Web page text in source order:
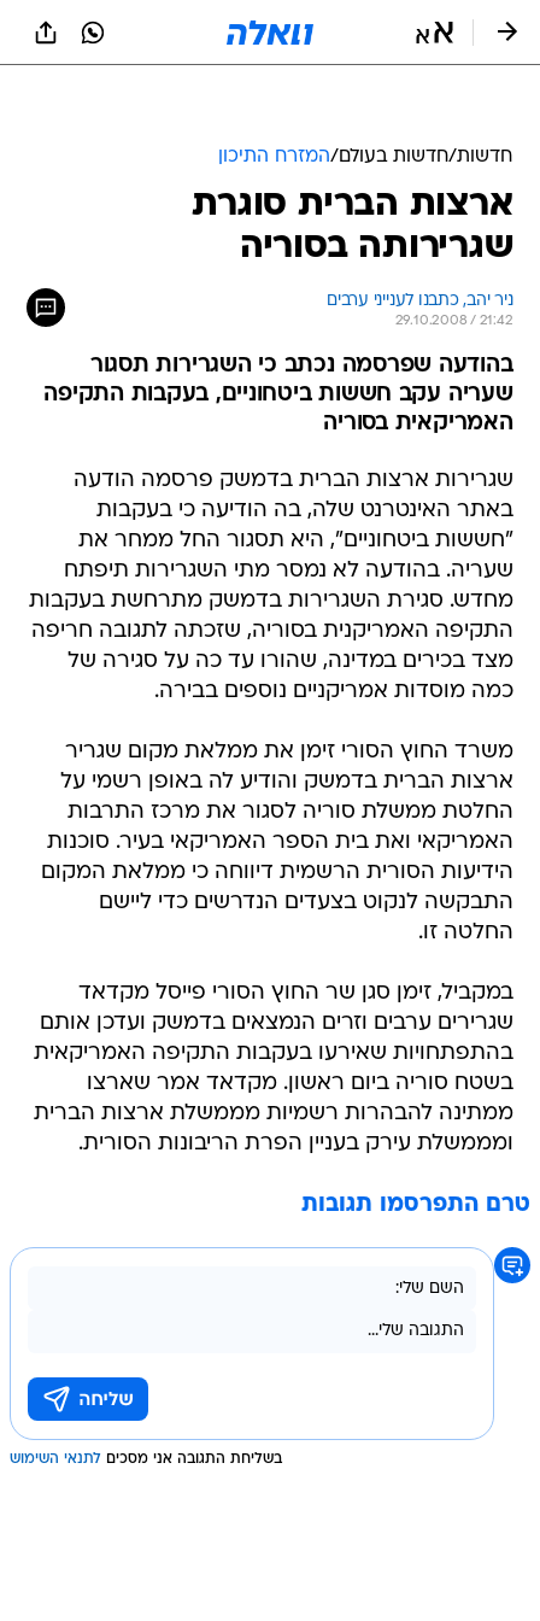
חדשות/חדשות בעולם/המזרח התיכון
ארצות הברית סוגרת
שגרירותה בסוריה
ניר יהב, כתבנו לענייני ערבים
29.10.2008 / 21:42
בהודעה שפרסמה נכתב כי השגרירות תסגור
שעריה עקב חששות ביטחוניים, בעקבות התקיפה
האמריקאית בסוריה
שגרירות ארצות הברית בדמשק פרסמה הודעה
באתר האינטרנט שלה, בה הודיעה כי בעקבות
"חששות ביטחוניים", היא תסגור החל ממחר את
שעריה. בהודעה לא נמסר מתי השגרירות תיפתח
מחדש. סגירת השגרירות בדמשק מתרחשת בעקבות
התקיפה האמריקנית בסוריה, שזכתה לתגובה חריפה
מצד בכירים במדינה, שהורו עד כה על סגירה של
כמה מוסדות אמריקניים נוספים בבירה.
משרד החוץ הסורי זימן את ממלאת מקום שגריר
ארצות הברית בדמשק והודיע לה באופן רשמי על
החלטת ממשלת סוריה לסגור את מרכז התרבות
האמריקאי ואת בית הספר האמריקאי בעיר. סוכנות
הידיעות הסורית הרשמית דיווחה כי ממלאת המקום
התבקשה לנקוט בצעדים הנדרשים כדי ליישם
החלטה זו.
במקביל, זימן סגן שר החוץ הסורי פייסל מקדאד
שגרירים ערבים וזרים הנמצאים בדמשק ועדכן אותם
בהתפתחויות שאירעו בעקבות התקיפה האמריקאית
בשטח סוריה ביום ראשון. מקדאד אמר שארצו
ממתינה להבהרות רשמיות מממשלת ארצות הברית
ומממשלת עירק בעניין הפרת הריבונות הסורית.
טרם התפרסמו תגובות
בשליחת התגובה אני מסכים לתנאי השימוש